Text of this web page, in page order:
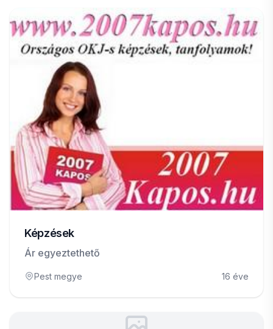
Képzések
Ár egyeztethető
Pest megye 16 éve